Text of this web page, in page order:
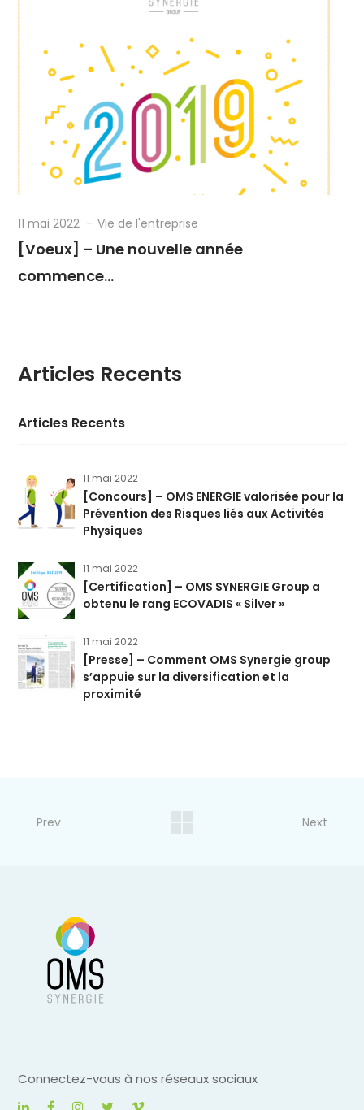
11 mai 2022 Vie de l'entreprise
[Voeux] – Une nouvelle année
commence…
Articles Recents
Articles Recents
11 mai 2022
[Concours] – OMS ENERGIE valorisée pour la
Prévention des Risques liés aux Activités
Physiques
11 mai 2022
[Certification] – OMS SYNERGIE Group a
obtenu le rang ECOVADIS « Silver »
11 mai 2022
[Presse] – Comment OMS Synergie group
s’appuie sur la diversification et la
proximité
Prev Next
Connectez-vous à nos réseaux sociaux